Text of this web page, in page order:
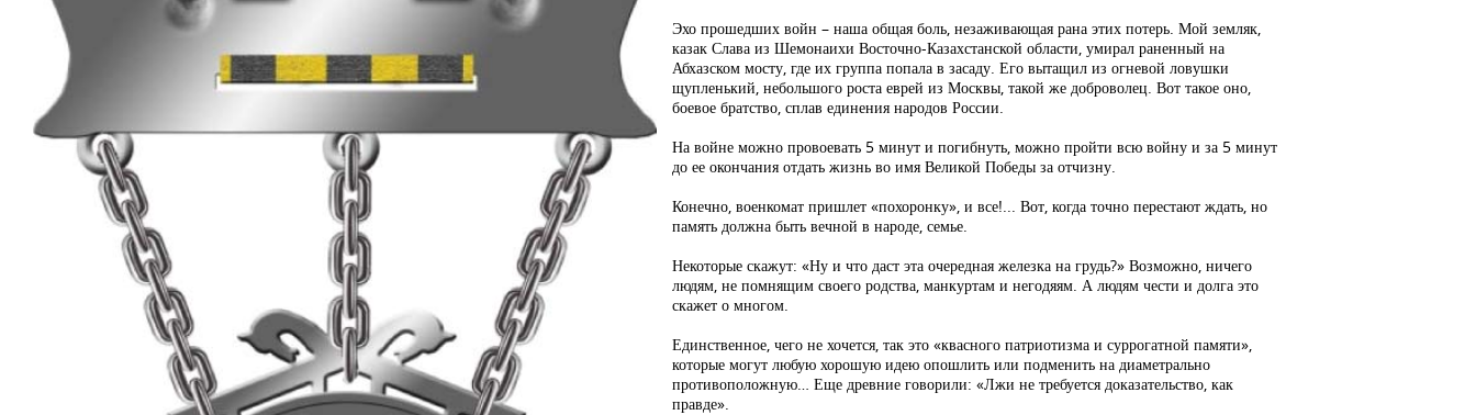
Эхо прошедших войн – наша общая боль, незаживающая рана этих потерь. Мой земляк,
казак Слава из Шемонаихи Восточно-Казахстанской области, умирал раненный на
Абхазском мосту, где их группа попала в засаду. Его вытащил из огневой ловушки
щупленький, небольшого роста еврей из Москвы, такой же доброволец. Вот такое оно,
боевое братство, сплав единения народов России.
На войне можно провоевать 5 минут и погибнуть, можно пройти всю войну и за 5 минут
до ее окончания отдать жизнь во имя Великой Победы за отчизну.
Конечно, военкомат пришлет «похоронку», и все!... Вот, когда точно перестают ждать, но
память должна быть вечной в народе, семье.
Некоторые скажут: «Ну и что даст эта очередная железка на грудь?» Возможно, ничего
людям, не помнящим своего родства, манкуртам и негодяям. А людям чести и долга это
скажет о многом.
Единственное, чего не хочется, так это «квасного патриотизма и суррогатной памяти»,
которые могут любую хорошую идею опошлить или подменить на диаметрально
противоположную… Еще древние говорили: «Лжи не требуется доказательство, как
правде».